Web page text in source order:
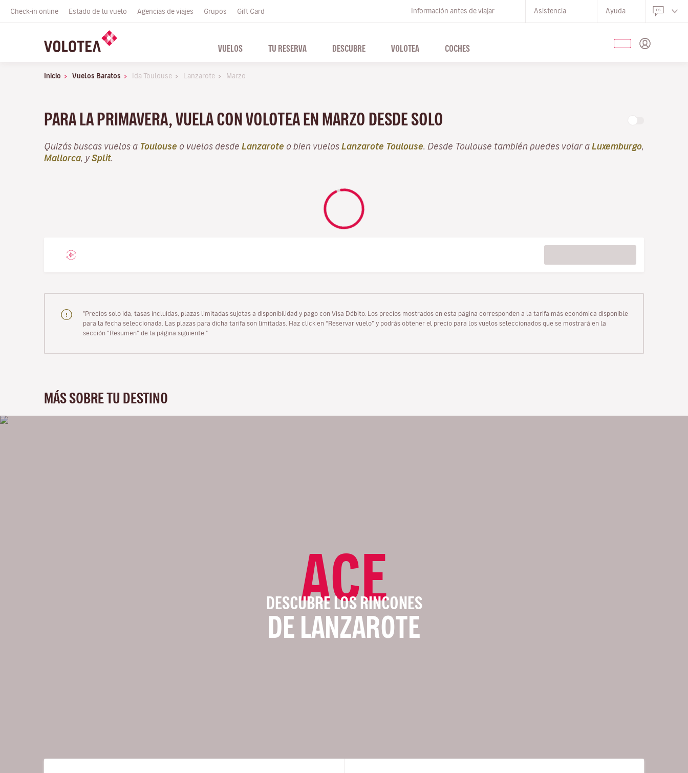
Check-in online Estado de tu vuelo Agencias de viajes Grupos Gift Card Información antes de viajar Asistencia Ayuda
VUELOS TU RESERVA DESCUBRE VOLOTEA COCHES
Inicio Vuelos Baratos Ida Toulouse Lanzarote Marzo
PARA LA PRIMAVERA, VUELA CON VOLOTEA EN MARZO DESDE SOLO
Quizás buscas vuelos a Toulouse o vuelos desde Lanzarote o bien vuelos Lanzarote Toulouse . Desde Toulouse también puedes volar a Luxemburgo
Mallorca , ySplit
"Precios solo ida, tasas incluidas, plazas limitadas sujetas a disponibilidad y pago con Visa Débito. Los precios mostrados en esta página corresponden a la tarifa más económica disponible
para la fecha seleccionada. Las plazas para dicha tarifa son limitadas. Haz click en “Reservar vuelo” y podrás obtener el precio para los vuelos seleccionados que se mostrará en la
sección “Resumen” de la página siguiente."
MÁS SOBRE TU DESTINO
ACE
DESCUBRE LOS RINCONES
DE LANZAROTE